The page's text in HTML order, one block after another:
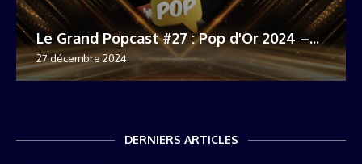
Le Grand Popcast #27 : Pop d'Or 2024 –...
27 décembre 2024
DERNIERS ARTICLES